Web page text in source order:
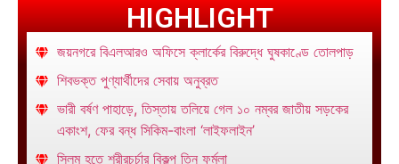
HIGHLIGHT
জয়নগরে বিএলআরও অফিসে ক্লার্কের বিরুদ্ধে ঘুষকাণ্ডে তোলপাড়
শিবভক্ত পুণ্যার্থীদের সেবায় অনুব্রত
ভারী বর্ষণ পাহাড়ে, তিস্তায় তলিয়ে গেল ১০ নম্বর জাতীয় সড়কের
একাংশ, ফের বন্ধ সিকিম-বাংলা ‘লাইফলাইন’
স্লিম হতে শরীরচর্চার বিকল্প তিন ফর্মুলা